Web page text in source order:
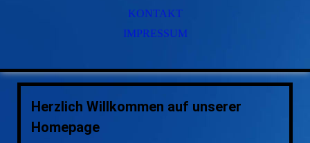
KONTAKT
IMPRESSUM
Herzlich Willkommen auf unserer
Homepage